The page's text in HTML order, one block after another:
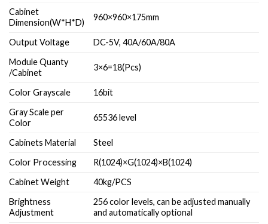
Cabinet
Dimension(W*H*D)
960×960×175mm
Output Voltage
DC-5V, 40A/60A/80A
Module Quanty
/Cabinet
3×6=18(Pcs)
Color Grayscale
16bit
Gray Scale per
Color
65536 level
Cabinets Material
Steel
Color Processing
R(1024)×G(1024)×B(1024)
Cabinet Weight
40kg/PCS
Brightness
Adjustment
256 color levels, can be adjusted manually
and automatically optional